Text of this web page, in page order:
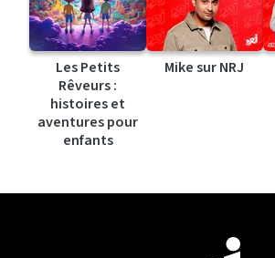
Les Petits
Rêveurs :
histoires et
aventures pour
enfants
Mike sur NRJ